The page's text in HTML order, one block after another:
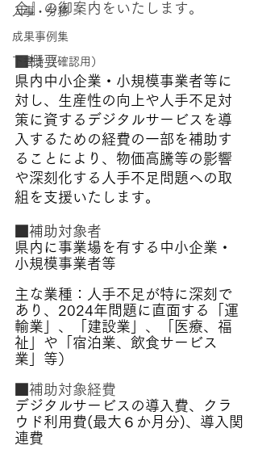
人事・労務
成果事例集
下書き（確認用）
金』の御案内をいたします。
■概要
県内中小企業・小規模事業者等に
対し、生産性の向上や人手不足対
策に資するデジタルサービスを導
入するための経費の一部を補助す
ることにより、物価高騰等の影響
や深刻化する人手不足問題への取
組を支援いたします。
■補助対象者
県内に事業場を有する中小企業・
小規模事業者等
主な業種：人手不足が特に深刻で
あり、2024年問題に直面する「運
輸業」、「建設業」、「医療、福
祉」や「宿泊業、飲食サービス
業」等）​
補助対象経費
デジタルサービスの導入費、クラ
ウド利用費(最大６か月分)、導入関
連費